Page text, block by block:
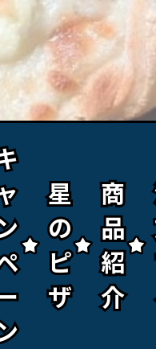
星
の
ピ
ザ
星
の
ピ
ザ
商
品
紹
介
商
品
紹
介